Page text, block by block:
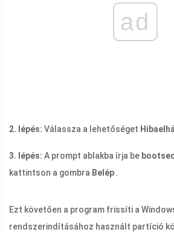
ad
2. lépés: Válassza a lehetőséget
3. lépés: A prompt ablakba írja be
kattintson a gombra Belép .
Ezt követően a program frissíti a
rendszerindításához használt partíció